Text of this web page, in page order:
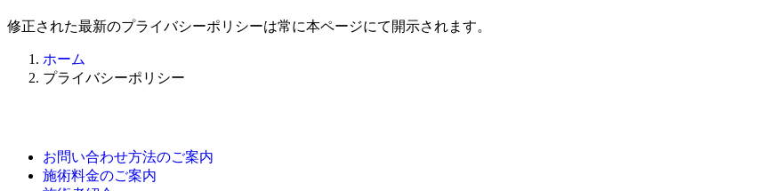
修正された最新のプライバシーポリシーは常に本ページにて開示されます。
ホーム
プライバシーポリシー
お問い合わせ方法のご案内
施術料金のご案内